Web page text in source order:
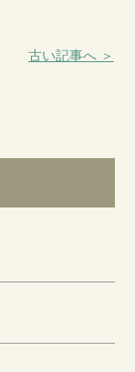
古い記事へ ＞